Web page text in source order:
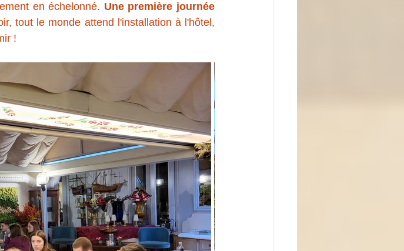
en échelonné. Une première journée
tout le monde attend l'installation à l'hôtel,
!